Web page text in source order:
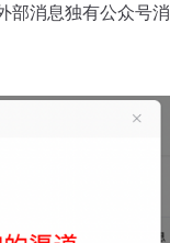
部消息独有公众号消